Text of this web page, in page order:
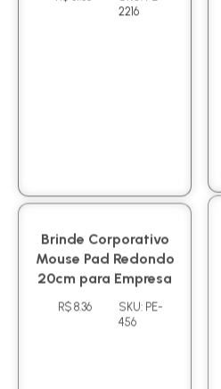
2216
Brinde Corporativo
Mouse Pad Redondo
SKU: PE-